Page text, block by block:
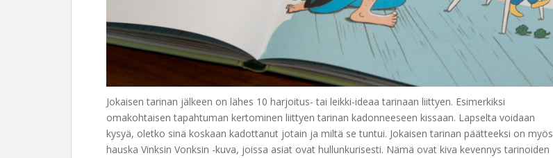
Jokaisen tarinan jälkeen on lähes 10 harjoitus- tai leikki-ideaa tarinaan liittyen. Esimerkiksi
omakohtaisen tapahtuman kertominen liittyen tarinan kadonneeseen kissaan. Lapselta voidaan
kysyä, oletko sinä koskaan kadottanut jotain ja miltä se tuntui. Jokaisen tarinan päätteeksi on myös
hauska Vinksin Vonksin -kuva, joissa asiat ovat hullunkurisesti. Nämä ovat kiva kevennys tarinoiden